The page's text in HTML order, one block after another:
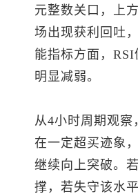
元整数关口，上
场出现获利回吐
能指标方面，
明显减弱。
从4小时周期观
在一定超买迹象
继续向上突破。
撑，若失守该水